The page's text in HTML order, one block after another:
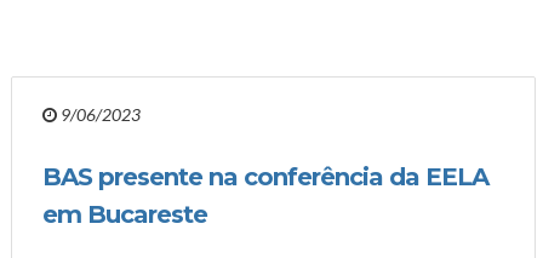
9/06/2023
BAS presente na conferência da EELA
em Bucareste